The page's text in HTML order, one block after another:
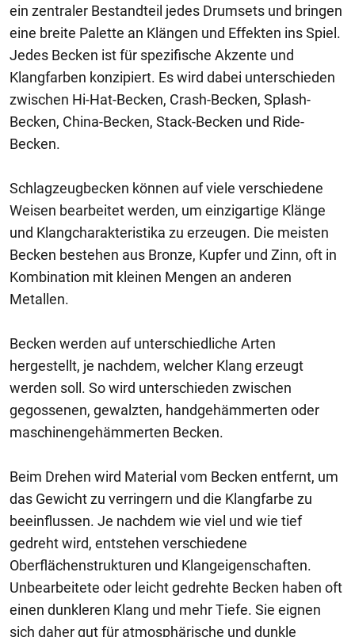
ein zentraler Bestandteil jedes Drumsets und bringen
eine breite Palette an Klängen und Effekten ins Spiel.
Jedes Becken ist für spezifische Akzente und
Klangfarben konzipiert. Es wird dabei unterschieden
zwischen Hi-Hat-Becken, Crash-Becken, Splash-
Becken, China-Becken, Stack-Becken und Ride-
Becken.
Schlagzeugbecken können auf viele verschiedene
Weisen bearbeitet werden, um einzigartige Klänge
und Klangcharakteristika zu erzeugen. Die meisten
Becken bestehen aus Bronze, Kupfer und Zinn, oft in
Kombination mit kleinen Mengen an anderen
Metallen.
Becken werden auf unterschiedliche Arten
hergestellt, je nachdem, welcher Klang erzeugt
werden soll. So wird unterschieden zwischen
gegossenen, gewalzten, handgehämmerten oder
maschinengehämmerten Becken.
Beim Drehen wird Material vom Becken entfernt, um
das Gewicht zu verringern und die Klangfarbe zu
beeinflussen. Je nachdem wie viel und wie tief
gedreht wird, entstehen verschiedene
Oberflächenstrukturen und Klangeigenschaften.
Unbearbeitete oder leicht gedrehte Becken haben oft
einen dunkleren Klang und mehr Tiefe. Sie eignen
sich daher gut für atmosphärische und dunkle